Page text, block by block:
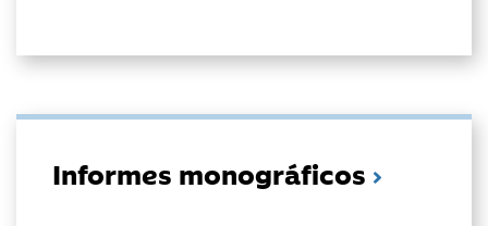
Informes monográficos